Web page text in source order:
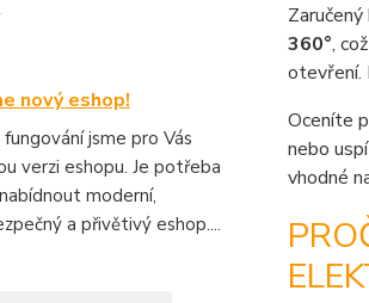
nový eshop!
jsme pro Vás
verzi eshopu. Je potřeba
moderní,
a přivětivý eshop....
360°,
otevření.
Oceníte
nebo
vhodné